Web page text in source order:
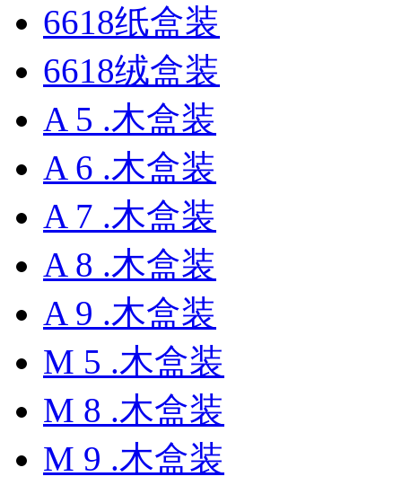
6618纸盒装
6618绒盒装
A 5 .木盒装
A 6 .木盒装
A 7 .木盒装
A 8 .木盒装
A 9 .木盒装
M 5 .木盒装
M 8 .木盒装
M 9 .木盒装